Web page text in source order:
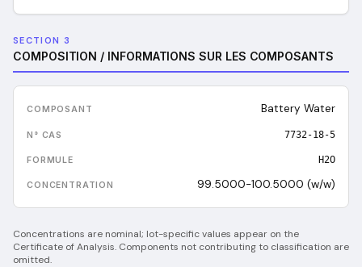
SECTION 3
COMPOSITION / INFORMATIONS SUR LES COMPOSANTS
Battery Water
7732-18-5
H2O
99.5000-100.5000 (w/w)
Concentrations are nominal; lot-specific values appear on the
Certificate of Analysis. Components not contributing to classification are
omitted.